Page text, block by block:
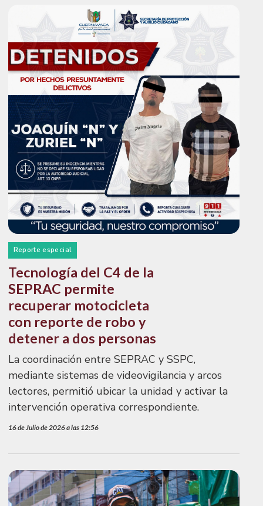
Reporte especial
Tecnología del C4 de la
SEPRAC permite
recuperar motocicleta
con reporte de robo y
detener a dos personas
La coordinación entre SEPRAC y SSPC,
mediante sistemas de videovigilancia y arcos
lectores, permitió ubicar la unidad y activar la
intervención operativa correspondiente.
16 de Julio de 2026 a las 12:56